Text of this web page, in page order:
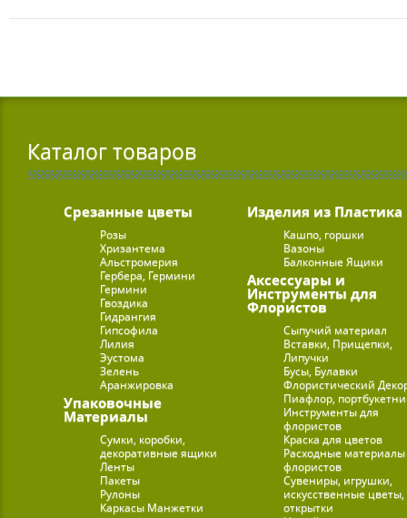
Каталог товаров
Срезанные цветы
Розы
Хризантема
Альстромерия
Гербера, Гермини
Гермини
Гвоздика
Гидрангия
Гипсофила
Лилия
Эустома
Зелень
Аранжировка
Упаковочные
Материалы
Сумки, коробки,
декоративные ящики
Ленты
Пакеты
Рулоны
Каркасы Манжетки
Изделия из Пластика
Кашпо, горшки
Вазоны
Балконные Ящики
Аксессуары и
Инструменты для
Флористов
Сыпучий материал
Вставки, Прищепки,
Липучки
Бусы, Булавки
Флористический
Пиафлор,
Инструменты для
флористов
Краска для цветов
Расходные
флористов
Сувениры, игрушки,
искусственные цветы,
открытки